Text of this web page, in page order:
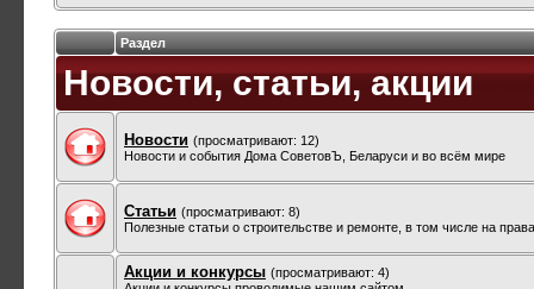
Раздел
Новости, статьи, акции
Новости (просматривают: 12)
Новости и события Дома СоветовЪ, Беларуси и во всём мире
Статьи (просматривают: 8)
Полезные статьи о строительстве и ремонте, в том числе на
Акции и конкурсы (просматривают: 4)